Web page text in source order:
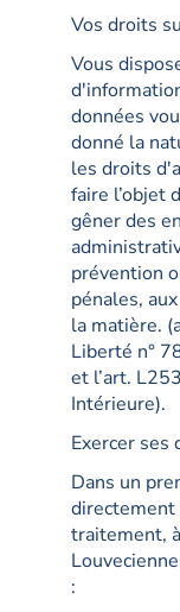
Vos droits
Vous
données
donné la
les droits
faire l’objet
gêner des
prévention
pénales,
la matière.
Liberté n°
et l’art.
Intérieure).
Exercer ses
Dans un
directement
traitement,
: